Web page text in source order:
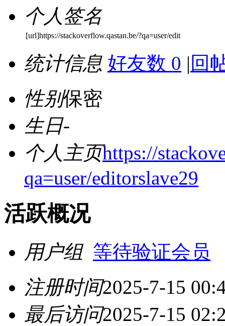
个人签名
[url]https://stackoverflow.qastan.be/?qa=user/edit
统计信息 好友数 0 | 回
性别保密
生日-
个人主页https://
qa=user/editorslave29
活跃概况
用户组 等待验证会员
注册时间2025-7-15
最后访问2025-7-15